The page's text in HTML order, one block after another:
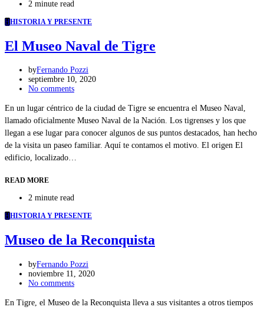
2 minute read
HHISTORIA Y PRESENTE
El Museo Naval de Tigre
byFernando Pozzi
septiembre 10, 2020
No comments
En un lugar céntrico de la ciudad de Tigre se encuentra el Museo Naval,
llamado oficialmente Museo Naval de la Nación. Los tigrenses y los que
llegan a ese lugar para conocer algunos de sus puntos destacados, han hecho
de la visita un paseo familiar. Aquí te contamos el motivo. El origen El
edificio, localizado…
READ MORE
2 minute read
HHISTORIA Y PRESENTE
Museo de la Reconquista
byFernando Pozzi
noviembre 11, 2020
No comments
En Tigre, el Museo de la Reconquista lleva a sus visitantes a otros tiempos